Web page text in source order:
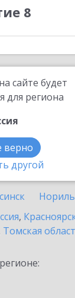
8
сайте будет
для региона
верно
другой
,
Томская